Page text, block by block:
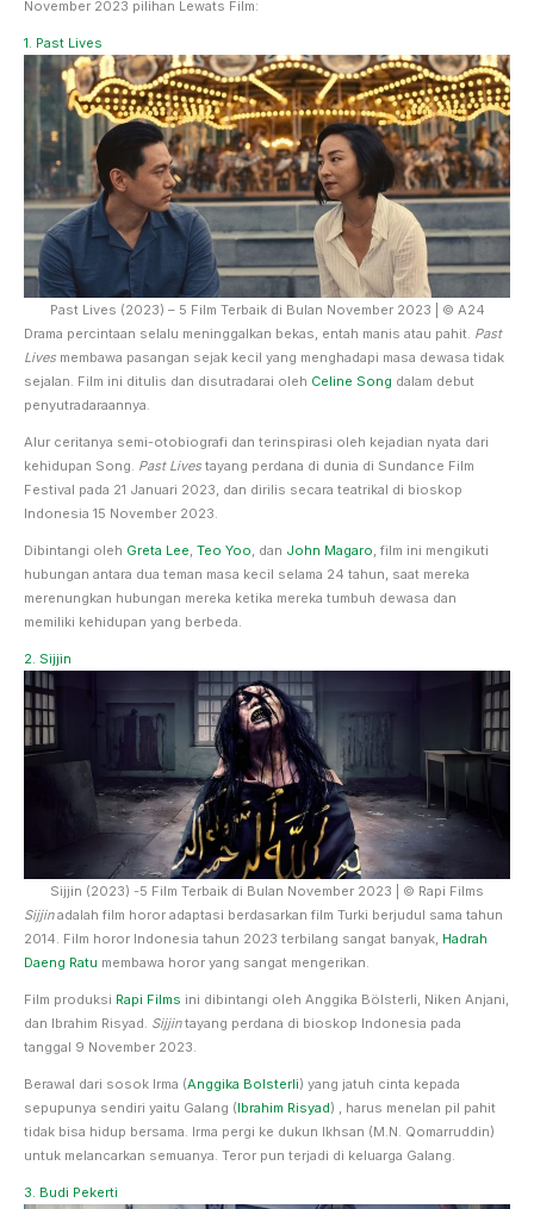
November 2023 pilihan Lewats Film:
1. Past Lives
Past Lives (2023) – 5 Film Terbaik di Bulan November 2023 | © A24
Drama percintaan selalu meninggalkan bekas, entah manis atau pahit. Past
Lives membawa pasangan sejak kecil yang menghadapi masa dewasa tidak
sejalan. Film ini ditulis dan disutradarai oleh Celine Song dalam debut
penyutradaraannya.
Alur ceritanya semi-otobiografi dan terinspirasi oleh kejadian nyata dari
kehidupan Song. Past Lives tayang perdana di dunia di Sundance Film
Festival pada 21 Januari 2023, dan dirilis secara teatrikal di bioskop
Indonesia 15 November 2023.
Dibintangi oleh Greta Lee Teo Yoo , dan John Magaro , film ini mengikuti
hubungan antara dua teman masa kecil selama 24 tahun, saat mereka
merenungkan hubungan mereka ketika mereka tumbuh dewasa dan
memiliki kehidupan yang berbeda.
2. Sijjin
Sijjin (2023) -5 Film Terbaik di Bulan November 2023 | © Rapi Films
Sijjinadalah film horor adaptasi berdasarkan film Turki berjudul sama tahun
2014. Film horor Indonesia tahun 2023 terbilang sangat banyak, Hadrah
Daeng Ratu membawa horor yang sangat mengerikan.
Film produksi Rapi Films ini dibintangi oleh Anggika Bölsterli, Niken Anjani,
dan Ibrahim Risyad. Sijjintayang perdana di bioskop Indonesia pada
tanggal 9 November 2023.
Berawal dari sosok Irma (Anggika Bolsterli) yang jatuh cinta kepada
sepupunya sendiri yaitu Galang (Ibrahim Risyad) , harus menelan pil pahit
tidak bisa hidup bersama. Irma pergi ke dukun Ikhsan (M.N. Qomarruddin)
untuk melancarkan semuanya. Teror pun terjadi di keluarga Galang.
3. Budi Pekerti